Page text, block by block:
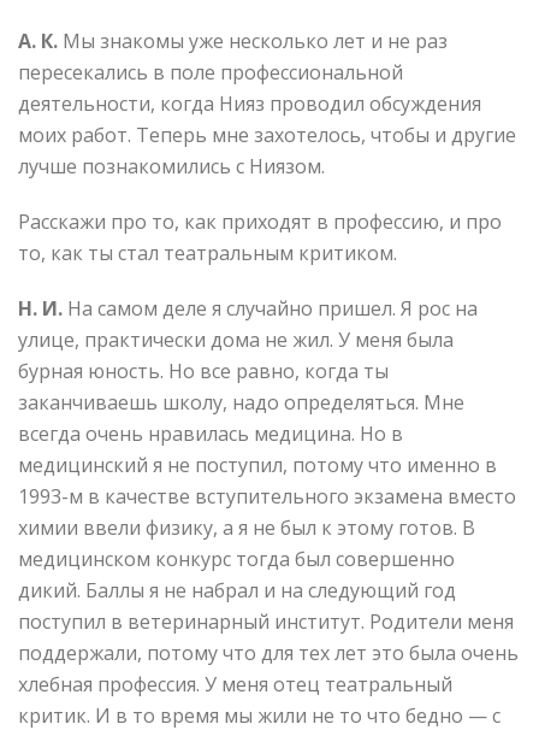
А. К. Мы знакомы уже несколько лет и не раз
пересекались в поле профессиональной
деятельности, когда Нияз проводил обсуждения
моих работ. Теперь мне захотелось, чтобы и другие
лучше познакомились с Ниязом.
Расскажи про то, как приходят в профессию, и про
то, как ты стал театральным критиком.
Н. И. На самом деле я случайно пришел. Я рос на
улице, практически дома не жил. У меня была
бурная юность. Но все равно, когда ты
заканчиваешь школу, надо определяться. Мне
всегда очень нравилась медицина. Но в
медицинский я не поступил, потому что именно в
1993-м в качестве вступительного экзамена вместо
химии ввели физику, а я не был к этому готов. В
медицинском конкурс тогда был совершенно
дикий. Баллы я не набрал и на следующий год
поступил в ветеринарный институт. Родители меня
поддержали, потому что для тех лет это была очень
хлебная профессия. У меня отец театральный
критик. И в то время мы жили не то что бедно — с